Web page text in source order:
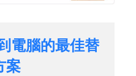
電腦的最佳替
案